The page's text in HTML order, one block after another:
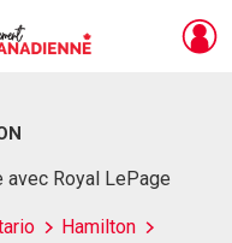
Royal LePage
Hamilton